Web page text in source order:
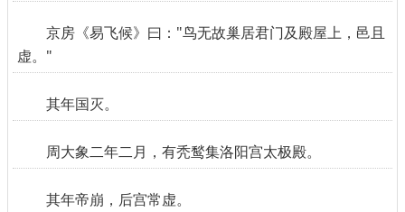
京房《易飞候》曰："鸟无故巢居君门及殿屋上，邑且
虚。"
其年国灭。
周大象二年二月，有秃鹙集洛阳宫太极殿。
其年帝崩，后宫常虚。